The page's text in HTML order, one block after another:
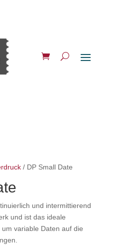
/ DP Small Date
und intermittierend
und ist das ideale
variable Daten auf die